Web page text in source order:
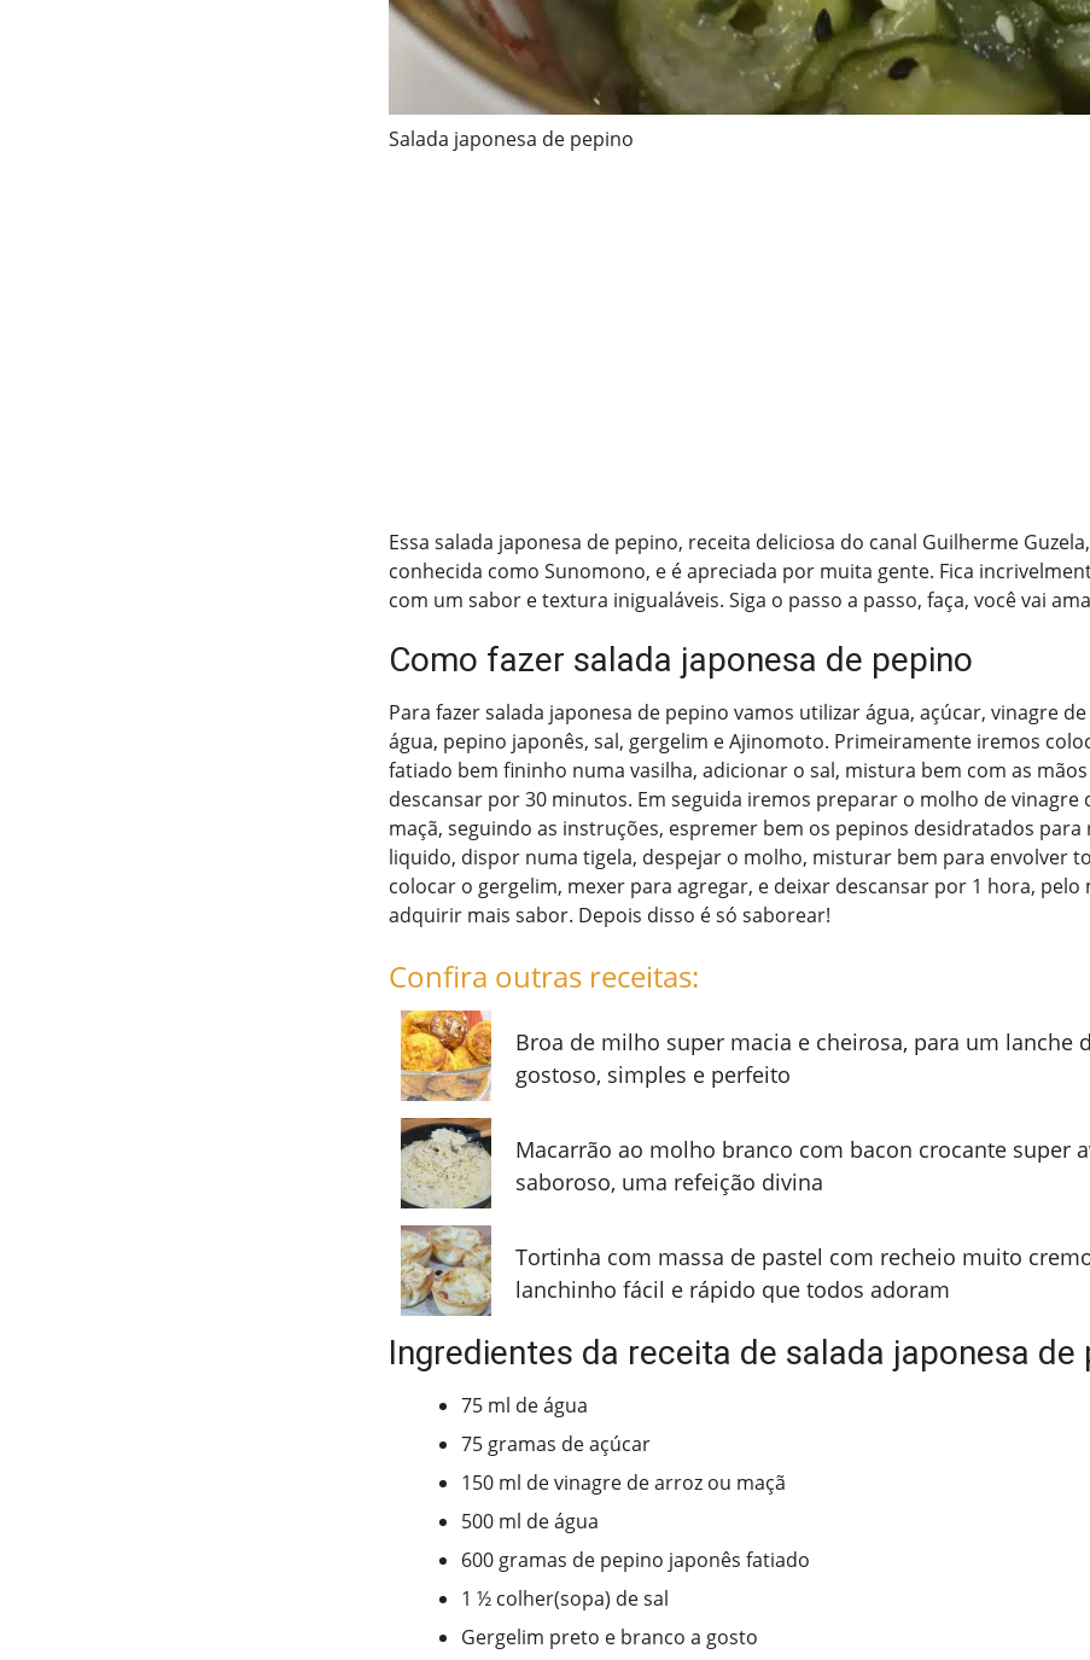
Salada japonesa de pepino
Essa salada japonesa de pepino, receita deliciosa do canal Guilherme
conhecida como Sunomono, e é apreciada por muita gente. Fica
com um sabor e textura inigualáveis. Siga o passo a passo, faça, você vai
Como fazer salada japonesa de pepino
Para fazer salada japonesa de pepino vamos utilizar água, açúcar, vinagre
água, pepino japonês, sal, gergelim e Ajinomoto. Primeiramente iremos
fatiado bem fininho numa vasilha, adicionar o sal, mistura bem com as
descansar por 30 minutos. Em seguida iremos preparar o molho de vinagre
maçã, seguindo as instruções, espremer bem os pepinos desidratados
liquido, dispor numa tigela, despejar o molho, misturar bem para envolver
colocar o gergelim, mexer para agregar, e deixar descansar por 1 hora, pelo
adquirir mais sabor. Depois disso é só saborear!
Confira outras receitas:
Broa de milho super macia e cheirosa, para um lanche
gostoso, simples e perfeito
Macarrão ao molho branco com bacon crocante super
saboroso, uma refeição divina
Tortinha com massa de pastel com recheio muito
lanchinho fácil e rápido que todos adoram
Ingredientes da receita de salada japonesa de
75 ml de água
75 gramas de açúcar
150 ml de vinagre de arroz ou maçã
500 ml de água
600 gramas de pepino japonês fatiado
1 ½ colher(sopa) de sal
Gergelim preto e branco a gosto